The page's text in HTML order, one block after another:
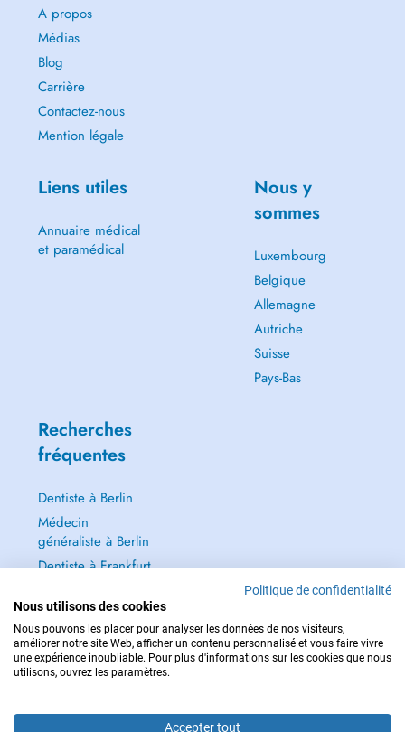
A propos
Médias
Blog
Carrière
Contactez-nous
Mention légale
Liens utiles
Annuaire médical
et paramédical
Nous y
sommes
Luxembourg
Belgique
Allemagne
Autriche
Suisse
Pays-Bas
Recherches
fréquentes
Dentiste à Berlin
Médecin
généraliste à Berlin
Dentiste à Frankfurt
Frankfurt
Tout voir →
Politique de confidentialité
Nous utilisons des cookies
Nous pouvons les placer pour analyser les données de nos visiteurs,
améliorer notre site Web, afficher un contenu personnalisé et vous faire vivre
une expérience inoubliable. Pour plus d'informations sur les cookies que nous
utilisons, ouvrez les paramètres.
Accepter tout